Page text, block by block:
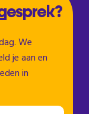
We
je aan en
in